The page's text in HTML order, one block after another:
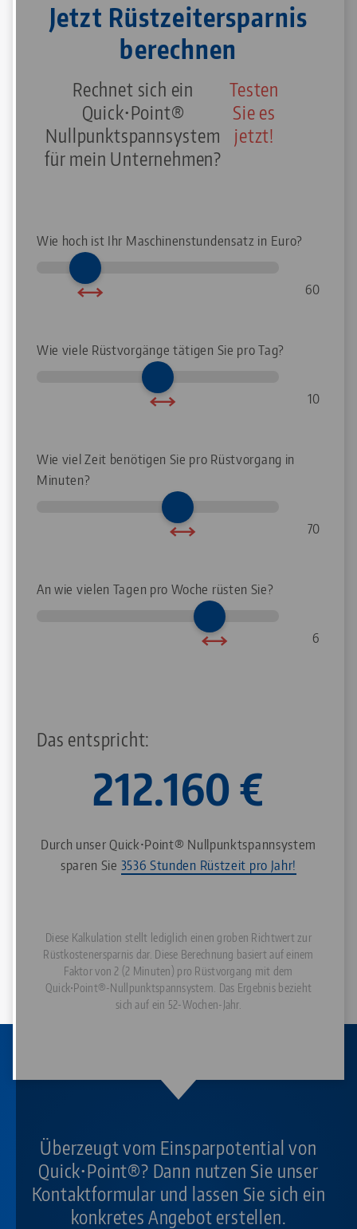
Jetzt Rüstzeitersparnis
berechnen
Rechnet sich ein
Quick•Point®
Nullpunktspannsystem
für mein Unternehmen?
Testen
Sie es
jetzt!
Wie hoch ist Ihr Maschinenstundensatz in Euro?
60
Wie viele Rüstvorgänge tätigen Sie pro Tag?
10
Wie viel Zeit benötigen Sie pro Rüstvorgang in
Minuten?
70
An wie vielen Tagen pro Woche rüsten Sie?
6
Durch unser Quick•Point® Nullpunktspannsystem
sparen Sie 3536 Stunden Rüstzeit pro Jahr!
Das entspricht:
212.160€
Diese Kalkulation stellt lediglich einen groben Richtwert zur
Rüstkostenersparnis dar. Diese Berechnung basiert auf einem
Faktor von 2 (2 Minuten) pro Rüstvorgang mit dem
Quick•Point®-Nullpunktspannsystem. Das Ergebnis bezieht
sich auf ein 52-Wochen-Jahr.
Überzeugt vom Einsparpotential von
Quick•Point®? Dann nutzen Sie unser
Kontaktformular und lassen Sie sich ein
konkretes Angebot erstellen.